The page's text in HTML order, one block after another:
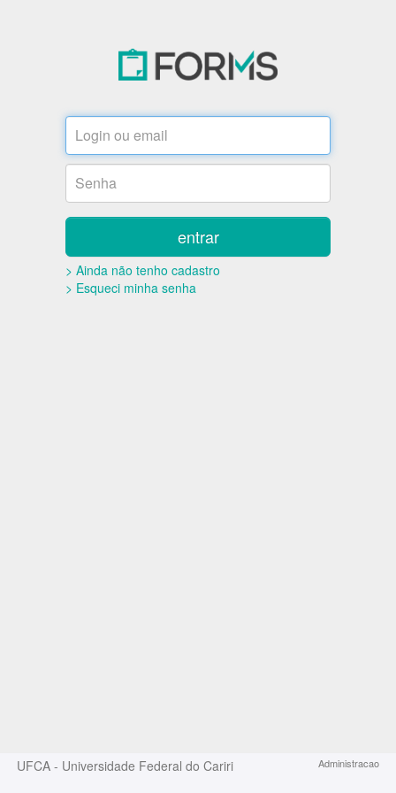
entrar
> Ainda não tenho cadastro
> Esqueci minha senha
UFCA - Universidade Federal do Cariri Administracao